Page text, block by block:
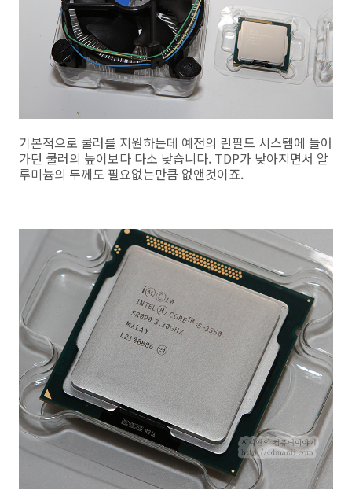
기본적으로 쿨러를 지원하는데 예전의 린필드 시스템에 들어
가던 쿨러의 높이보다 다소 낮습니다. TDP가 낮아지면서 알
루미늄의 두께도 필요없는만큼 없앤것이죠.